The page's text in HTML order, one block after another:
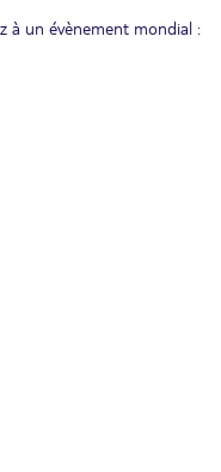
à un évènement mondial :